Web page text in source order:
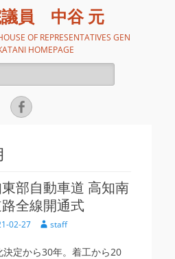
議員 中谷 元
OF REPRESENTATIVES GEN
HOMEPAGE
Facebook
部自動車道 高知南
全線開通式
02-27
投
者
staff
決定から30年。着工から20